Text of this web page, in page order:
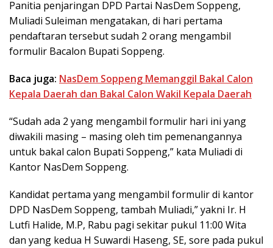
Panitia penjaringan DPD Partai NasDem Soppeng,
Muliadi Suleiman mengatakan, di hari pertama
pendaftaran tersebut sudah 2 orang mengambil
formulir Bacalon Bupati Soppeng.
Baca juga: NasDem Soppeng Memanggil Bakal Calon
Kepala Daerah dan Bakal Calon Wakil Kepala Daerah
“Sudah ada 2 yang mengambil formulir hari ini yang
diwakili masing – masing oleh tim pemenangannya
untuk bakal calon Bupati Soppeng,” kata Muliadi di
Kantor NasDem Soppeng.
Kandidat pertama yang mengambil formulir di kantor
DPD NasDem Soppeng, tambah Muliadi,” yakni Ir. H
Lutfi Halide, M.P, Rabu pagi sekitar pukul 11:00 Wita
dan yang kedua H Suwardi Haseng, SE, sore pada pukul